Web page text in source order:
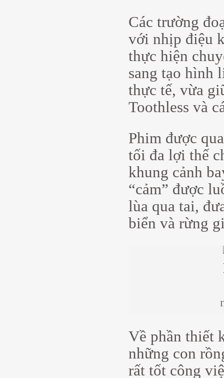
Các trường
với nhịp điệu
thực hiện
sang tạo hình
thực tế, vừa
Toothless và
Phim được
tối đa lợi thế
khung cảnh
“cảm” được
lùa qua tai,
biển và rừng
Về phần thiết
những con
rất tốt công